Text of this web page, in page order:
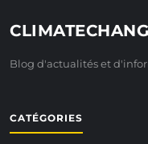
Blog d'actualités et
CATÉGORIES